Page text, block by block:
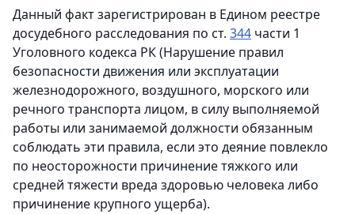
Данный факт зарегистрирован в Едином реестре
досудебного расследования по ст. 344 части 1
Уголовного кодекса РК (Нарушение правил
безопасности движения или эксплуатации
железнодорожного, воздушного, морского или
речного транспорта лицом, в силу выполняемой
работы или занимаемой должности обязанным
соблюдать эти правила, если это деяние повлекло
по неосторожности причинение тяжкого или
средней тяжести вреда здоровью человека либо
причинение крупного ущерба).